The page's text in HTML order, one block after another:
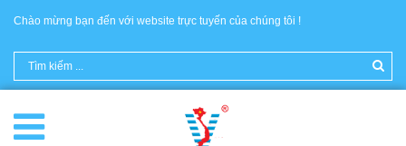
Chào mừng bạn đến với website trực tuyến của chúng tôi !